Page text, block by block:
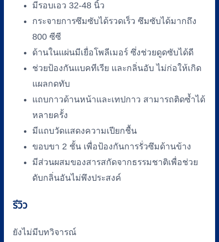
มีรอบเอว 32-48 นิ้ว
กระจายการซึมซับได้รวดเร็ว ซึมซับได้มากถึง
800 ซีซี
ด้านในแผ่นมีเยื่อโพลีเมอร์ ซึ่งช่วยดูดซับได้ดี
ช่วยป้องกันแบคทีเรีย และกลิ่นอับ ไม่ก่อให้เกิด
แผลกดทับ
แถบกาวด้านหน้าและเทปกาว สามารถติดซ้ำได้
หลายครั้ง
มีแถบวัดแสดงความเปียกชื้น
ขอบขา 2 ชั้น เพื่อป้องกันการรั่วซึมด้านข้าง
มีส่วนผสมของสารสกัดจากธรรมชาติเพื่อช่วย
ดับกลิ่นอันไม่พึงประสงค์
รีวิว
ยังไม่มีบทวิจารณ์